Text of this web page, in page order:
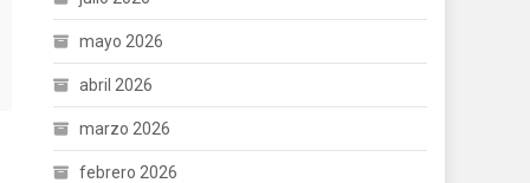
mayo 2026
abril 2026
marzo 2026
febrero 2026